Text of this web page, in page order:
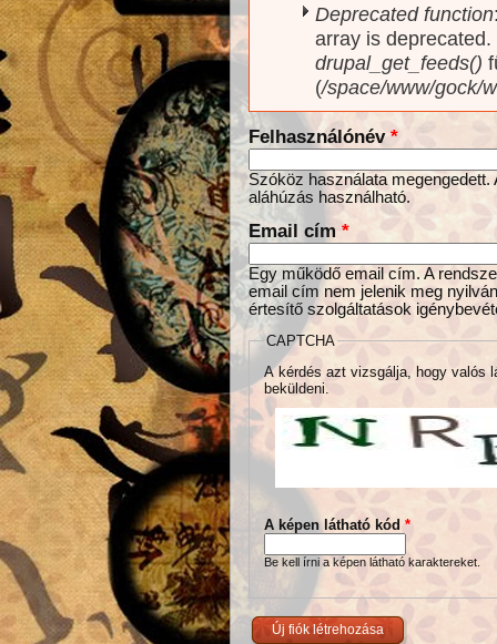
Deprecated function
array is
drupal_get_feeds()
(/space/www/gock/
Felhasználónév *
Szóköz használata
aláhúzás használható.
Email cím *
Egy működő email cím. A
email cím nem jelenik meg
értesítő szolgáltatások
CAPTCHA
A kérdés azt vizsgálja, hogy valós
beküldeni.
A képen látható kód *
Be kell írni a képen látható karaktereket.